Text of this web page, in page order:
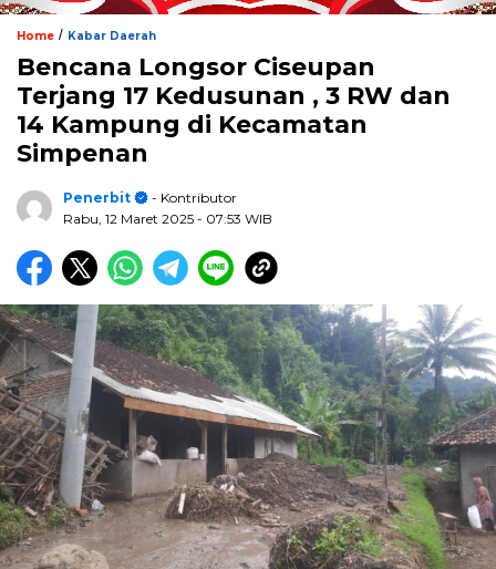
Home / Kabar Daerah
Bencana Longsor Ciseupan
Terjang 17 Kedusunan , 3 RW dan
14 Kampung di Kecamatan
Simpenan
Penerbit
- Kontributor
Rabu, 12 Maret 2025 - 07:53 WIB